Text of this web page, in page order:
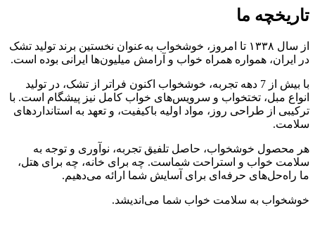
تاریخچه ما
از سال ۱۳۳۸ تا امروز، خوشخواب به‌عنوان نخستین برند تولید تشک
در ایران، همواره همراه خواب و آرامش میلیون‌ها ایرانی بوده است.
با بیش از 7 دهه تجربه، خوشخواب اکنون فراتر از تشک، در تولید
انواع مبل، تختخواب و سرویس‌های خواب کامل نیز پیشگام است. با
ترکیبی از طراحی روز، مواد اولیه باکیفیت، و تعهد به استانداردهای
سلامت.
هر محصول خوشخواب، حاصل تلفیق تجربه، نوآوری و توجه به
سلامت خواب و استراحت شماست. چه برای خانه، چه برای هتل،
ما راه‌حل‌های حرفه‌ای برای آسایش شما ارائه می‌دهیم.
خوشخواب به سلامت خواب شما می‌اندیشد.